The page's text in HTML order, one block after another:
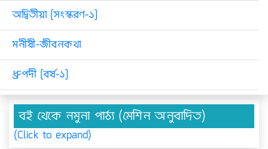
অদ্বিতীয়া [সংস্করণ-১]
মনীষী-জীবনকথা
ধ্রুপদী [বর্ষ-১]
বই থেকে নমুনা পাঠ্য (মেশিন অনুবাদিত)
(Click to expand)